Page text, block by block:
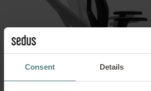
Consent Details